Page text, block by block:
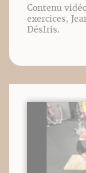
Contenu
exercices,
DésIris.